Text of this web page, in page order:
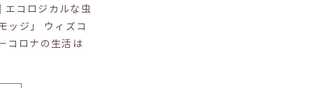
コロジカルな虫
ッジ」 ウィズコ
コロナの生活は